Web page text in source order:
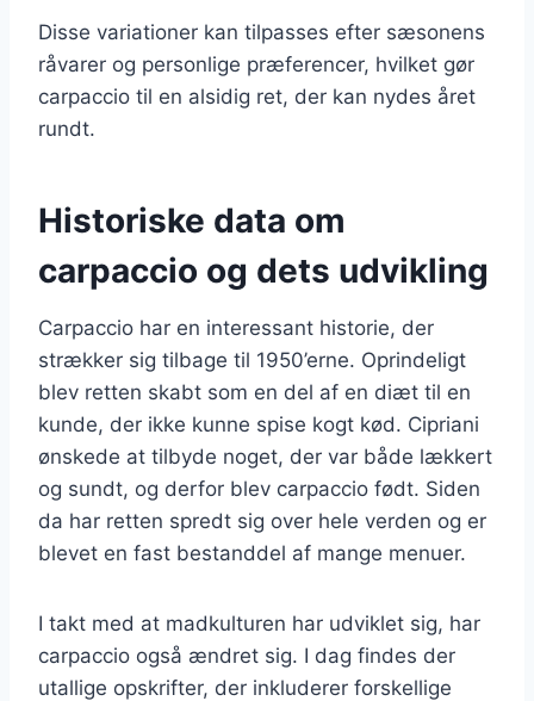
Disse variationer kan tilpasses efter sæsonens
råvarer og personlige præferencer, hvilket gør
carpaccio til en alsidig ret, der kan nydes året
rundt.
Historiske data om
carpaccio og dets udvikling
Carpaccio har en interessant historie, der
strækker sig tilbage til 1950’erne. Oprindeligt
blev retten skabt som en del af en diæt til en
kunde, der ikke kunne spise kogt kød. Cipriani
ønskede at tilbyde noget, der var både lækkert
og sundt, og derfor blev carpaccio født. Siden
da har retten spredt sig over hele verden og er
blevet en fast bestanddel af mange menuer.
I takt med at madkulturen har udviklet sig, har
carpaccio også ændret sig. I dag findes der
utallige opskrifter, der inkluderer forskellige